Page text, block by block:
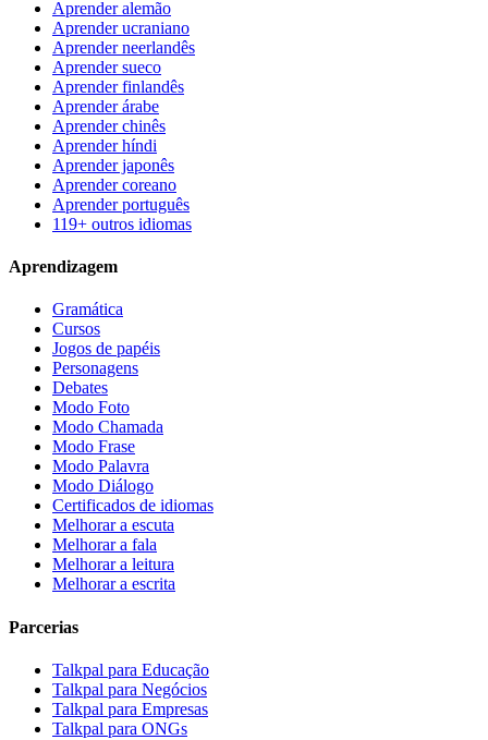
Aprender alemão
Aprender ucraniano
Aprender neerlandês
Aprender sueco
Aprender finlandês
Aprender árabe
Aprender chinês
Aprender híndi
Aprender japonês
Aprender coreano
Aprender português
119+ outros idiomas
Aprendizagem
Gramática
Cursos
Jogos de papéis
Personagens
Debates
Modo Foto
Modo Chamada
Modo Frase
Modo Palavra
Modo Diálogo
Certificados de idiomas
Melhorar a escuta
Melhorar a fala
Melhorar a leitura
Melhorar a escrita
Parcerias
Talkpal para Educação
Talkpal para Negócios
Talkpal para Empresas
Talkpal para ONGs